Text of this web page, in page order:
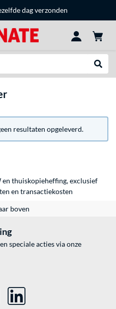
dag verzonden
resultaten opgeleverd.
thuiskopieheffing, exclusief
en transactiekosten
boven
speciale acties via onze